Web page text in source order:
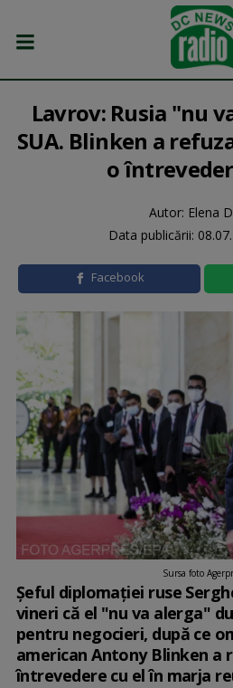
Lavrov: Rusia "nu
SUA. Blinken a
o
Autor: Elena
Data publicării:
Facebook
Sursa foto
Şeful diplomaţiei ruse
vineri că el "nu va alerga"
pentru negocieri, după ce
american Antony Blinken a
întrevedere cu el în marja